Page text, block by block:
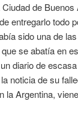
de
entregarlo todo
sido una de
se abatía en
diario de
noticia de su
Argentina,